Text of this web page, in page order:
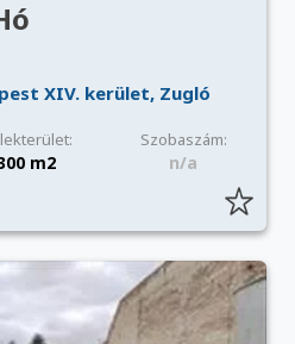
XIV. kerület, Zugló
Szobaszám:
m2 n/a